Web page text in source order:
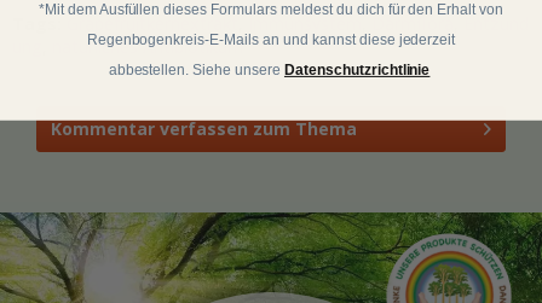
natürliches Antibiotikum
Kommentar verfassen zum Thema
*Mit dem Ausfüllen dieses Formulars meldest du dich für den Erhalt von
Regenbogenkreis-E-Mails an und kannst diese jederzeit
abbestellen. Siehe unsere Datenschutzrichtlinie